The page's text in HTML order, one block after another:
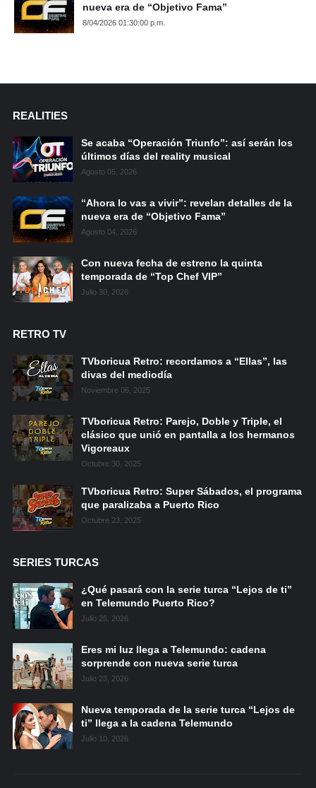
nueva era de “Objetivo Fama”
8/04/2026 01:30:00 p.m.
REALITIES
Se acaba “Operación Triunfo”: así serán los
últimos días del reality musical
Agosto 05, 2026
“Ahora lo vas a vivir”: revelan detalles de la
nueva era de “Objetivo Fama”
Agosto 04, 2026
Con nueva fecha de estreno la quinta
temporada de “Top Chef VIP”
Julio 30, 2026
RETRO TV
TVboricua Retro: recordamos a “Ellas”, las
divas del mediodía
Noviembre 06, 2025
TVboricua Retro: Parejo, Doble y Triple, el
clásico que unió en pantalla a los hermanos
Vigoreaux
Octubre 30, 2025
TVboricua Retro: Super Sábados, el programa
que paralizaba a Puerto Rico
Octubre 23, 2025
SERIES TURCAS
¿Qué pasará con la serie turca “Lejos de ti”
en Telemundo Puerto Rico?
Julio 26, 2026
Eres mi luz llega a Telemundo: cadena
sorprende con nueva serie turca
Julio 23, 2026
Nueva temporada de la serie turca “Lejos de
ti” llega a la cadena Telemundo
Julio 10, 2026